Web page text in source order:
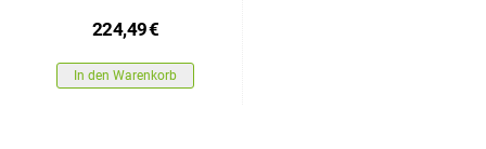
224,49€
In den Warenkorb